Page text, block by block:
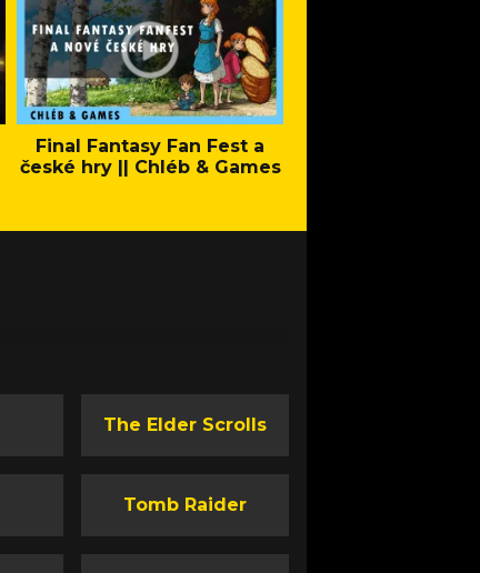
Final Fantasy Fan Fest a
české hry || Chléb & Games
The Elder Scrolls
Tomb Raider